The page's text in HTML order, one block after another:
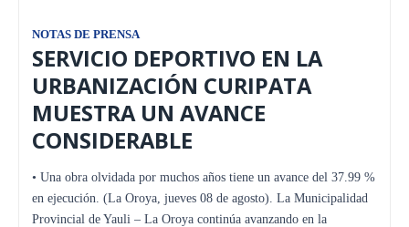
NOTAS DE PRENSA
SERVICIO DEPORTIVO EN LA
URBANIZACIÓN CURIPATA
MUESTRA UN AVANCE
CONSIDERABLE
• Una obra olvidada por muchos años tiene un avance del 37.99 %
en ejecución. (La Oroya, jueves 08 de agosto). La Municipalidad
Provincial de Yauli – La Oroya continúa avanzando en la